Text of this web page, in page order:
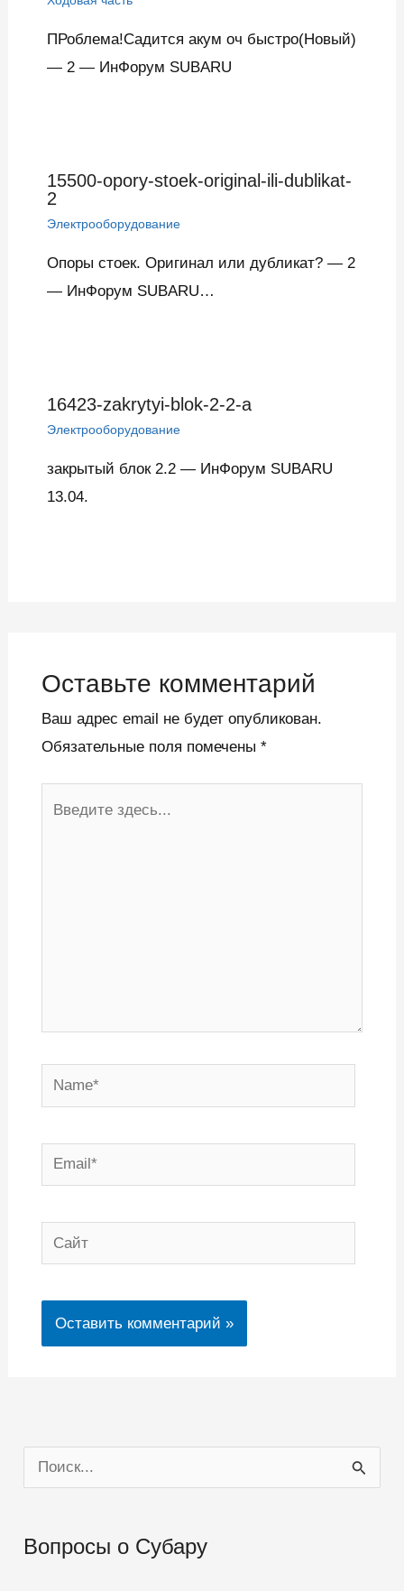
ПРоблема!Садится акум оч быстро(Новый)
— 2 — ИнФорум SUBARU
15500-opory-stoek-original-ili-dublikat-
2
Электрооборудование
Опоры стоек. Оригинал или дубликат? — 2
— ИнФорум SUBARU…
16423-zakrytyi-blok-2-2-a
Электрооборудование
закрытый блок 2.2 — ИнФорум SUBARU
13.04.
Оставьте комментарий
Ваш адрес email не будет опубликован.
Обязательные поля помечены *
Name*
Email*
Сайт
о
с
Вопросы о Субару